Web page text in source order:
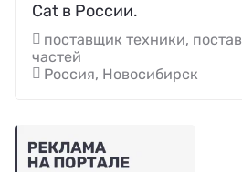
Cat в России.
поставщик техники,
частей
Россия, Новосибирск